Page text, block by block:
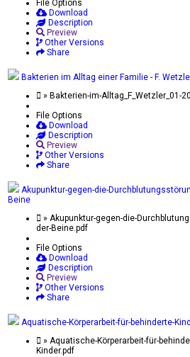
File Options
Download
Description
Preview
Other Versions
Share
Bakterien im Alltag einer Familie - F.
» Bakterien-im-Alltag_F_Wetzler_01-
File Options
Download
Description
Preview
Other Versions
Share
Akupunktur-gegen-die-
Beine
» Akupunktur-gegen-die-
der-Beine.pdf
File Options
Download
Description
Preview
Other Versions
Share
Aquatische-Körperarbeit-für-behinderte-
» Aquatische-Körperarbeit-für-
Kinder.pdf